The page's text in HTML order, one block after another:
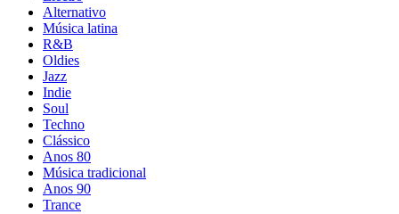
Alternativo
Música latina
R&B
Oldies
Jazz
Indie
Soul
Techno
Clássico
Anos 80
Música tradicional
Anos 90
Trance